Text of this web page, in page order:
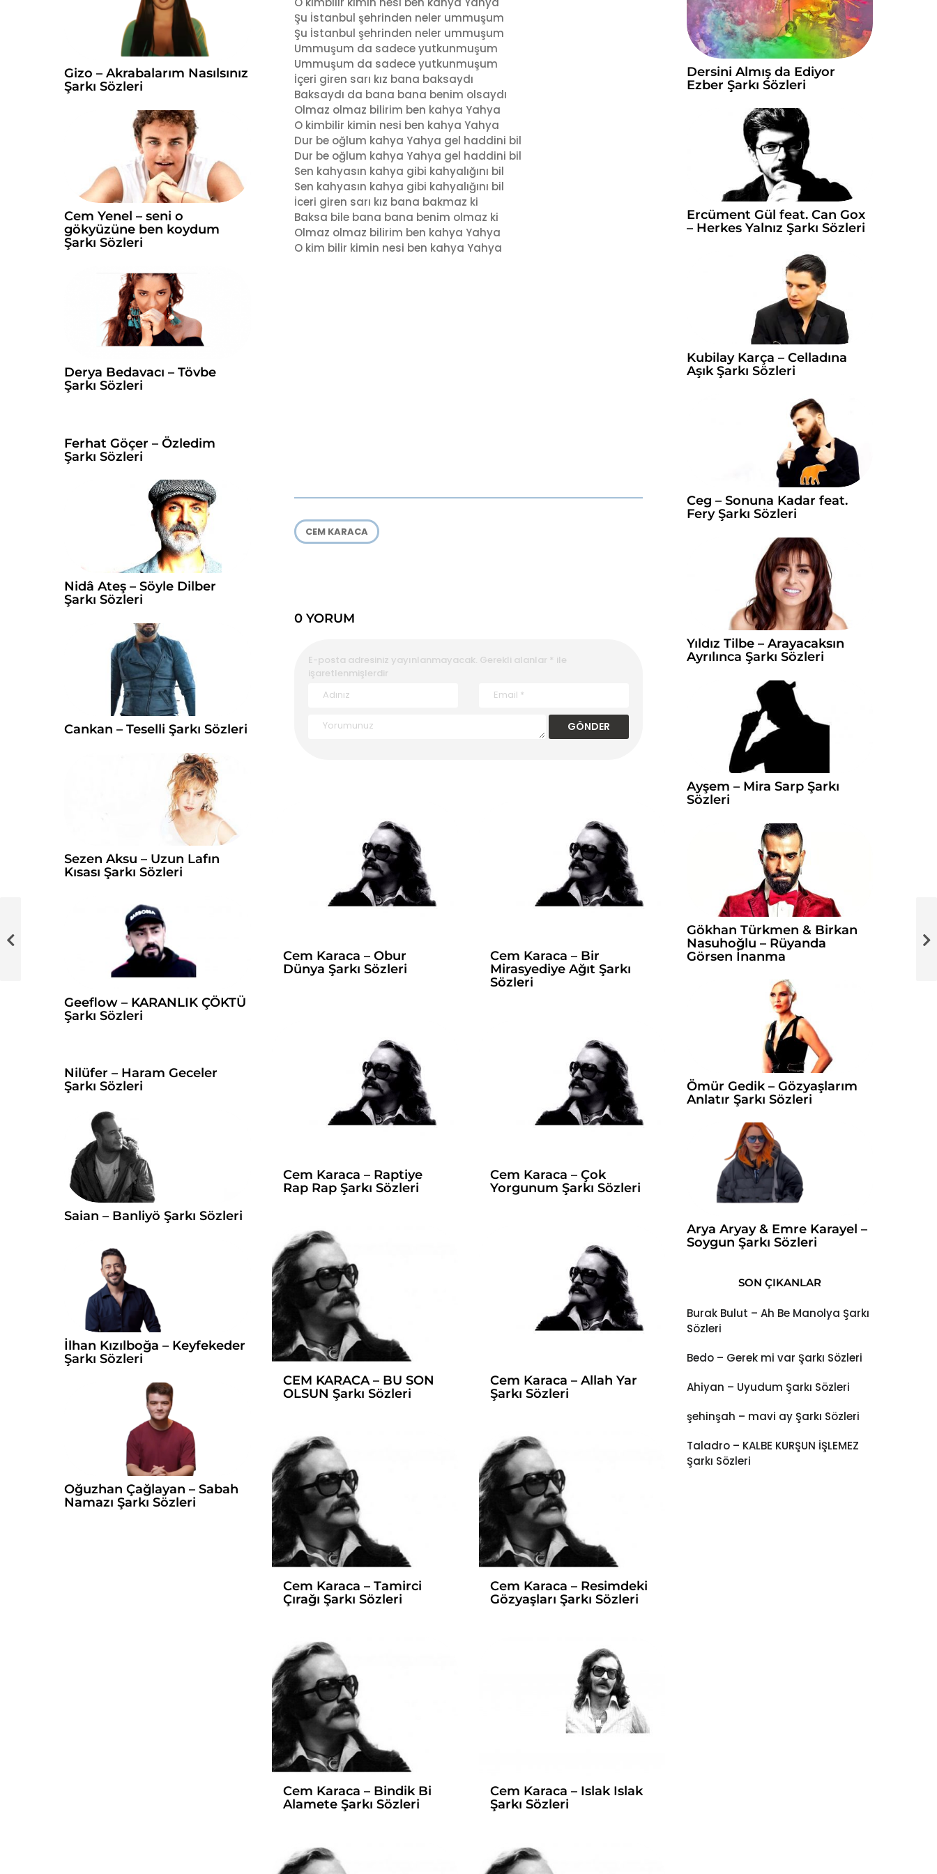
o
Şu İstanbul şehrinden neler ummuşum
Şu İstanbul şehrinden neler ummuşum
Ummuşum da sadece yutkunmuşum
Ummuşum da sadece yutkunmuşum
İçeri giren sarı kız bana baksaydı
Baksaydı da bana bana benim olsaydı
Olmaz olmaz bilirim ben kahya Yahya
O kimbilir kimin nesi ben kahya Yahya
Dur be oğlum kahya Yahya gel haddini bil
Dur be oğlum kahya Yahya gel haddini bil
Sen kahyasın kahya gibi kahyalığını bil
Sen kahyasın kahya gibi kahyalığını bil
İceri giren sarı kız bana bakmaz ki
Baksa bile bana bana benim olmaz ki
Olmaz olmaz bilirim ben kahya Yahya
O kim bilir kimin nesi ben kahya Yahya
CEM KARACA
0 YORUM
E-posta adresiniz yayınlanmayacak. Gerekli alanlar * ile
işaretlenmişlerdir
Cem Karaca – Obur
Dünya Şarkı Sözleri
Cem Karaca – Bir
Mirasyediye Ağıt Şarkı
Sözleri
Cem Karaca – Raptiye
Rap Rap Şarkı Sözleri
Cem Karaca – Çok
Yorgunum Şarkı Sözleri
CEM KARACA – BU SON
OLSUN Şarkı Sözleri
Cem Karaca – Allah Yar
Şarkı Sözleri
Cem Karaca – Tamirci
Çırağı Şarkı Sözleri
Cem Karaca – Resimdeki
Gözyaşları Şarkı Sözleri
Cem Karaca – Bindik Bi
Alamete Şarkı Sözleri
Cem Karaca – Islak Islak
Şarkı Sözleri
Dersini Almış da Ediyor
Ezber Şarkı Sözleri
Ercüment Gül feat. Can Gox
– Herkes Yalnız Şarkı Sözleri
Kubilay Karça – Celladına
Aşık Şarkı Sözleri
Ceg – Sonuna Kadar feat.
Fery Şarkı Sözleri
Yıldız Tilbe – Arayacaksın
Ayrılınca Şarkı Sözleri
Ayşem – Mira Sarp Şarkı
Sözleri
Gökhan Türkmen & Birkan
Nasuhoğlu – Rüyanda
Görsen İnanma
Ömür Gedik – Gözyaşlarım
Anlatır Şarkı Sözleri
Arya Aryay & Emre Karayel –
Soygun Şarkı Sözleri
SON ÇIKANLAR
Burak Bulut – Ah Be Manolya Şarkı
Sözleri
Bedo – Gerek mi var Şarkı Sözleri
Ahiyan – Uyudum Şarkı Sözleri
şehinşah – mavi ay Şarkı Sözleri
Taladro – KALBE KURŞUN İŞLEMEZ
Şarkı Sözleri
Gizo – Akrabalarım Nasılsınız
Şarkı Sözleri
Cem Yenel – seni o
gökyüzüne ben koydum
Şarkı Sözleri
Derya Bedavacı – Tövbe
Şarkı Sözleri
Ferhat Göçer – Özledim
Şarkı Sözleri
Nidâ Ateş – Söyle Dilber
Şarkı Sözleri
Cankan – Teselli Şarkı Sözleri
Sezen Aksu – Uzun Lafın
Kısası Şarkı Sözleri
Geeflow – KARANLIK ÇÖKTÜ
Şarkı Sözleri
Nilüfer – Haram Geceler
Şarkı Sözleri
Saian – Banliyö Şarkı Sözleri
İlhan Kızılboğa – Keyfekeder
Şarkı Sözleri
Oğuzhan Çağlayan – Sabah
Namazı Şarkı Sözleri